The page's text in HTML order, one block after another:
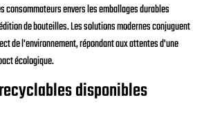
consommateurs envers les emballages durables
de bouteilles. Les solutions modernes conjuguent
de l'environnement, répondant aux attentes d'une
écologique.
disponibles